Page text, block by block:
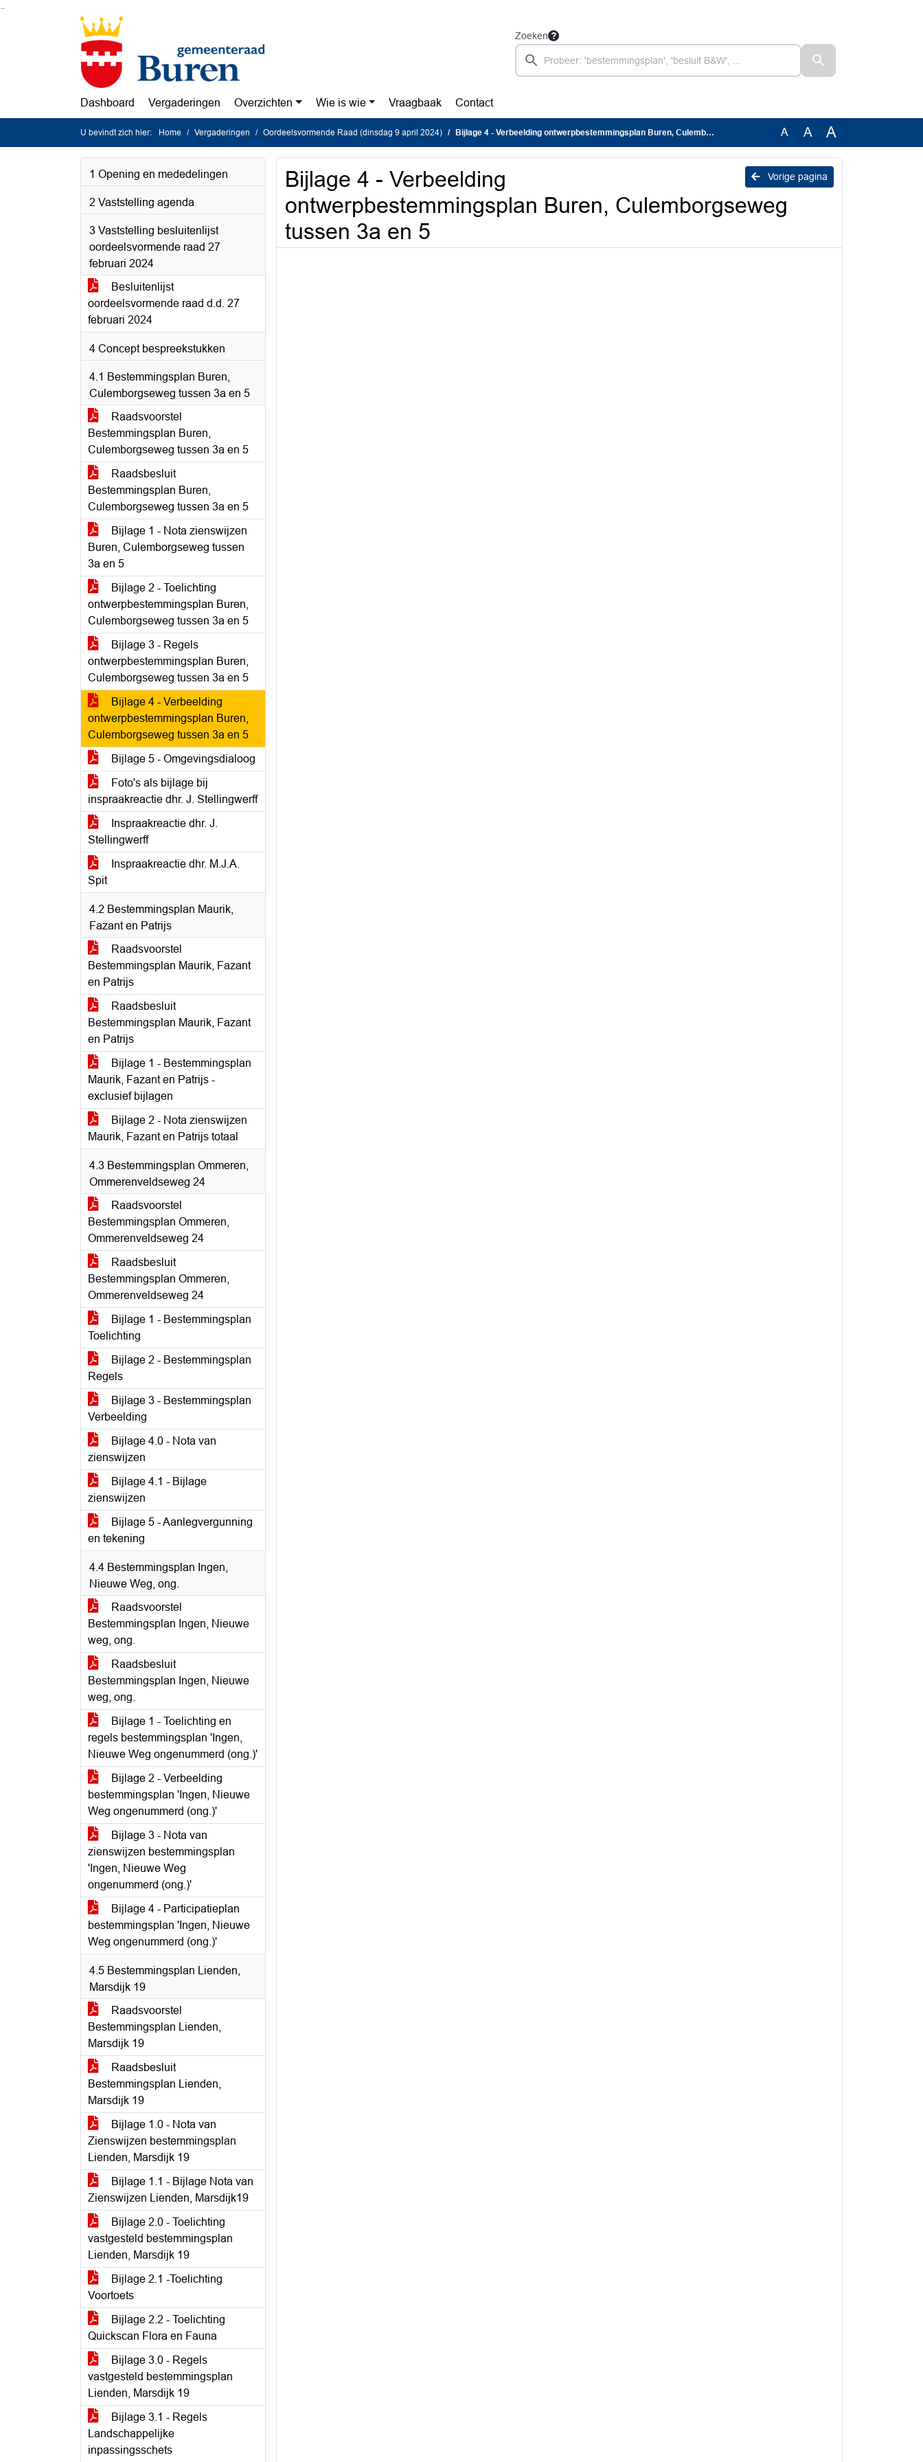
Ga naar de inhoud van deze pagina
Ga naar het zoeken
Ga naar het menu
Zoeken
Dashboard Vergaderingen Overzichten Wie is wie Vraagbaak Contact
U bevindt zich hier: Home Vergaderingen Oordeelsvormende Raad (dinsdag 9 april 2024) Bijlage 4 - Verbeelding ontwerpbestemmingsplan Buren, Culemborgseweg tussen 3a en 5 A A A
1 Opening en mededelingen
2 Vaststelling agenda
3 Vaststelling besluitenlijst
oordeelsvormende raad 27
februari 2024
Besluitenlijst
oordeelsvormende raad d.d. 27
februari 2024
4 Concept bespreekstukken
4.1 Bestemmingsplan Buren,
Culemborgseweg tussen 3a en 5
Raadsvoorstel
Bestemmingsplan Buren,
Culemborgseweg tussen 3a en 5
Raadsbesluit
Bestemmingsplan Buren,
Culemborgseweg tussen 3a en 5
Bijlage 1 - Nota zienswijzen
Buren, Culemborgseweg tussen
3a en 5
Bijlage 2 - Toelichting
ontwerpbestemmingsplan Buren,
Culemborgseweg tussen 3a en 5
Bijlage 3 - Regels
ontwerpbestemmingsplan Buren,
Culemborgseweg tussen 3a en 5
Bijlage 4 - Verbeelding
ontwerpbestemmingsplan Buren,
Culemborgseweg tussen 3a en 5
Bijlage 5 - Omgevingsdialoog
Foto's als bijlage bij
inspraakreactie dhr. J. Stellingwerff
Inspraakreactie dhr. J.
Stellingwerff
Inspraakreactie dhr. M.J.A.
Spit
4.2 Bestemmingsplan Maurik,
Fazant en Patrijs
Raadsvoorstel
Bestemmingsplan Maurik, Fazant
en Patrijs
Raadsbesluit
Bestemmingsplan Maurik, Fazant
en Patrijs
Bijlage 1 - Bestemmingsplan
Maurik, Fazant en Patrijs -
exclusief bijlagen
Bijlage 2 - Nota zienswijzen
Maurik, Fazant en Patrijs totaal
4.3 Bestemmingsplan Ommeren,
Ommerenveldseweg 24
Raadsvoorstel
Bestemmingsplan Ommeren,
Ommerenveldseweg 24
Raadsbesluit
Bestemmingsplan Ommeren,
Ommerenveldseweg 24
Bijlage 1 - Bestemmingsplan
Toelichting
Bijlage 2 - Bestemmingsplan
Regels
Bijlage 3 - Bestemmingsplan
Verbeelding
Bijlage 4.0 - Nota van
zienswijzen
Bijlage 4.1 - Bijlage
zienswijzen
Bijlage 5 - Aanlegvergunning
en tekening
4.4 Bestemmingsplan Ingen,
Nieuwe Weg, ong.
Raadsvoorstel
Bestemmingsplan Ingen, Nieuwe
weg, ong.
Raadsbesluit
Bestemmingsplan Ingen, Nieuwe
weg, ong.
Bijlage 1 - Toelichting en
regels bestemmingsplan 'Ingen,
Nieuwe Weg ongenummerd (ong.)'
Bijlage 2 - Verbeelding
bestemmingsplan 'Ingen, Nieuwe
Weg ongenummerd (ong.)'
Bijlage 3 - Nota van
zienswijzen bestemmingsplan
'Ingen, Nieuwe Weg
ongenummerd (ong.)'
Bijlage 4 - Participatieplan
bestemmingsplan 'Ingen, Nieuwe
Weg ongenummerd (ong.)'
4.5 Bestemmingsplan Lienden,
Marsdijk 19
Raadsvoorstel
Bestemmingsplan Lienden,
Marsdijk 19
Raadsbesluit
Bestemmingsplan Lienden,
Marsdijk 19
Bijlage 1.0 - Nota van
Zienswijzen bestemmingsplan
Lienden, Marsdijk 19
Bijlage 1.1 - Bijlage Nota van
Zienswijzen Lienden, Marsdijk19
Bijlage 2.0 - Toelichting
vastgesteld bestemmingsplan
Lienden, Marsdijk 19
Bijlage 2.1 -Toelichting
Voortoets
Bijlage 2.2 - Toelichting
Quickscan Flora en Fauna
Bijlage 3.0 - Regels
vastgesteld bestemmingsplan
Lienden, Marsdijk 19
Bijlage 3.1 - Regels
Landschappelijke
inpassingsschets
Vorige pagina
Bijlage 4 - Verbeelding
ontwerpbestemmingsplan Buren, Culemborgseweg
tussen 3a en 5